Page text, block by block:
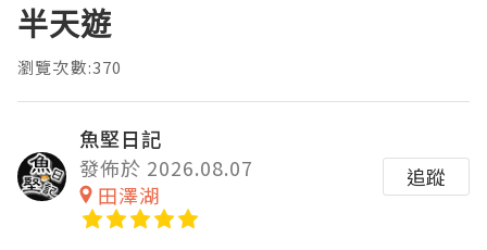
半天遊
瀏覽次數:370
魚堅日記
發佈於 2026.08.07
田澤湖
追蹤